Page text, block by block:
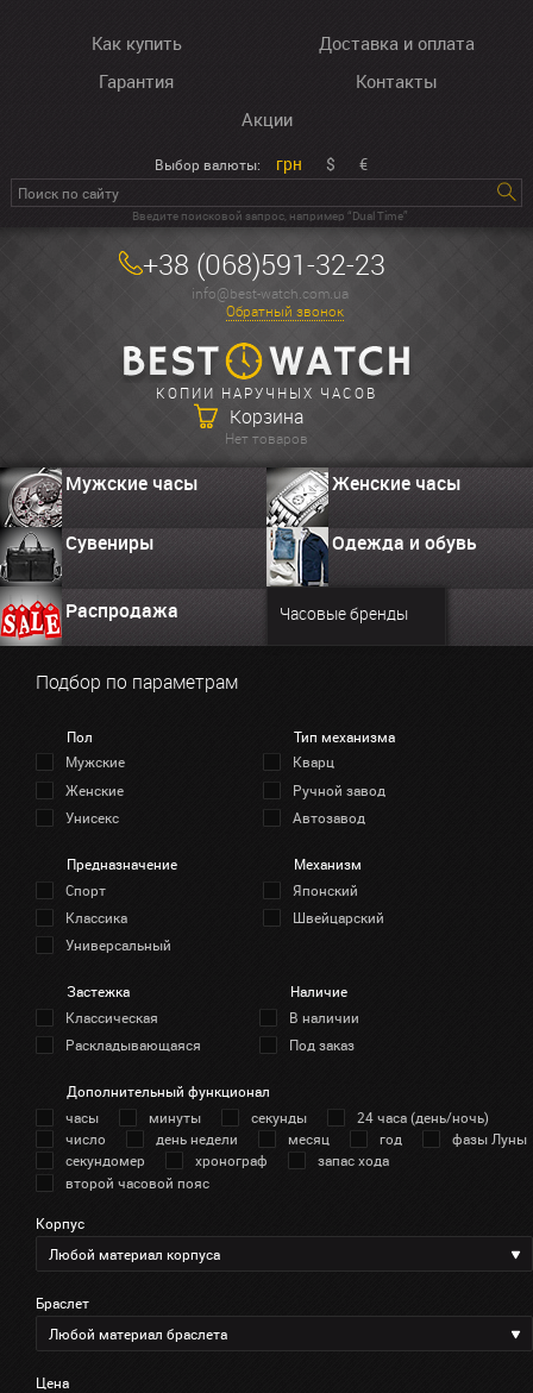
Как купить
Доставка и оплата
Гарантия
Контакты
Акции
Выбор валюты: грн $ €
Введите поисковой запрос, например “Dual Time”
+38 (068)591-32-23
info@best-watch.com.ua
Обратный звонок
КОПИИ НАРУЧНЫХ ЧАСОВ
Корзина
Нет товаров
Мужские часы Женские часы
Сувениры Одежда и обувь
Распродажа Часовые бренды
Подбор по параметрам
Пол
Мужские
Женские
Унисекс
Тип механизма
Кварц
Ручной завод
Автозавод
Предназначение
Спорт
Классика
Универсальный
Механизм
Японский
Швейцарский
Застежка
Классическая
Раскладывающаяся
Наличие
В наличии
Под заказ
Дополнительный функционал
часы
минуты секунды
24 часа (день/ночь)
число
день недели месяц год
фазы Луны
секундомер
хронограф
запас хода
второй часовой пояс
Корпус
Любой материал корпуса
Браслет
Любой материал браслета
Цена